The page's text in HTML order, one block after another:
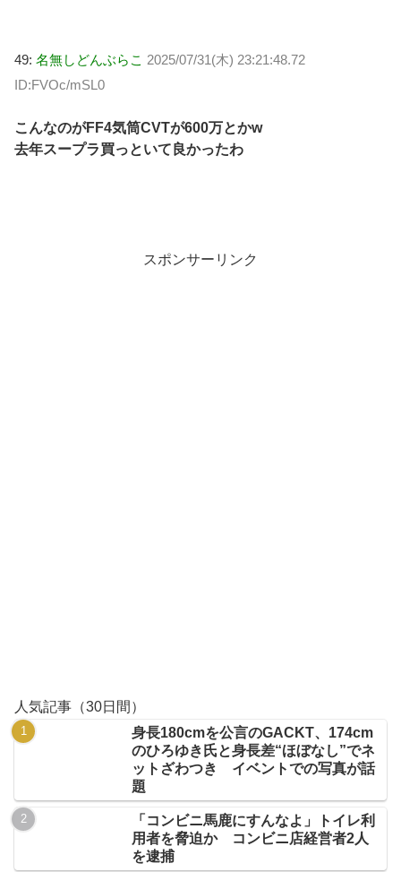
49: 名無しどんぶらこ 2025/07/31(木) 23:21:48.72
ID:FVOc/mSL0
こんなのがFF4気筒CVTが600万とかw
去年スープラ買っといて良かったわ
スポンサーリンク
人気記事（30日間）
身長180cmを公言のGACKT、174cm
のひろゆき氏と身長差“ほぼなし”でネ
ットざわつき イベントでの写真が話
題
「コンビニ馬鹿にすんなよ」トイレ利
用者を脅迫か コンビニ店経営者2人
を逮捕